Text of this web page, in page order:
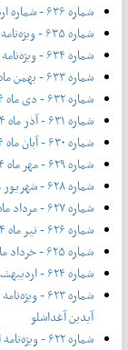
شماره ۶۳۶ - شماره اردیبهشت ۱۴۰۵
شماره ۶۳۵ - ویژه‌نامه نوروز ۱۴۰۵ / پرونده یک موضوع: عکاسی و نفت
شماره ۶۳۴ - ویژه‌نامه اسفند ماه
شماره ۶۳۳ - بهمن ماه ۱۴۰۴ ویژه‌نامه چهل‌ و‌ چهارمین جشنواره فیلم فجر
شماره ۶۳۲ - دی ماه ۱۴۰۴
شماره ۶۳۱ - آذر ماه ۱۴۰۴
شماره ۶۳۰ - آبان ماه ۱۴۰۴ ویژه‌نامه فیلم‌کوتاه
شماره ۶۲۹ - مهر ماه ۱۴۰۴
شماره ۶۲۸ - شهریور ماه ۱۴۰۴ ویژه‌نامه روز ملی سینما
شماره ۶۲۷ - مرداد ماه ۱۴۰۴
شماره ۶۲۶ - تیر ماه ۱۴۰۴
شماره ۶۲۵ - خرداد ماه ۱۴۰۴
شماره ۶۲۴ - اردیبهشت ماه ۱۴۰۴
آیدین آغداشلو
شماره ۶۲۲ - ویژه‌نامه اسفند ماه / سردبیر افتخاری: آیدین آغداشلو